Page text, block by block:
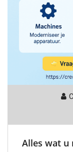
Alles wat u